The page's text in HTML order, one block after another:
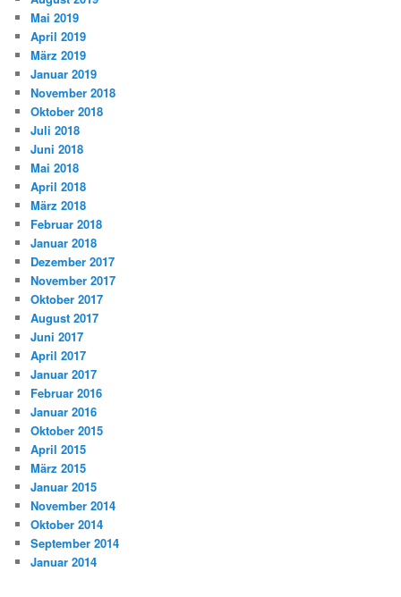
Mai 2019
April 2019
März 2019
Januar 2019
November 2018
Oktober 2018
Juli 2018
Juni 2018
Mai 2018
April 2018
März 2018
Februar 2018
Januar 2018
Dezember 2017
November 2017
Oktober 2017
August 2017
Juni 2017
April 2017
Januar 2017
Februar 2016
Januar 2016
Oktober 2015
April 2015
März 2015
Januar 2015
November 2014
Oktober 2014
September 2014
Januar 2014